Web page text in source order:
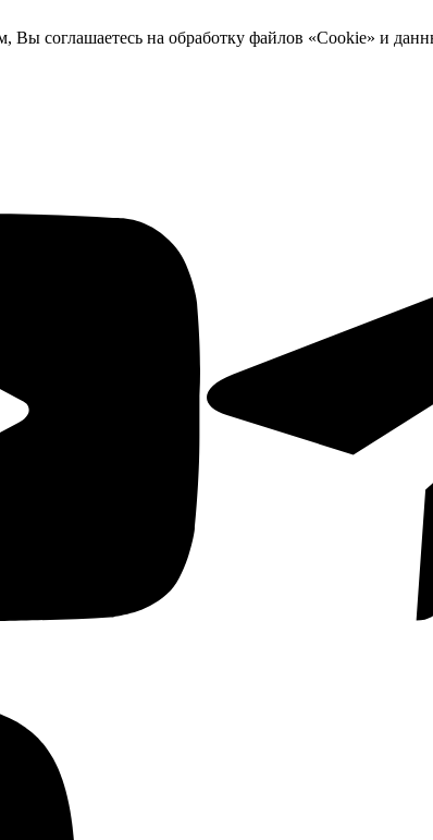
Вы соглашаетесь на обработку файлов «Cookie» и